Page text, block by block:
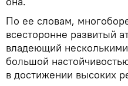
По ее словам,
всесторонне развитый
владеющий
большой
в достижении высоких